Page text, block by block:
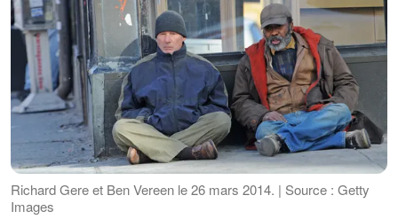
Richard Gere et Ben Vereen le 26 mars 2014. | Source : Getty
Images